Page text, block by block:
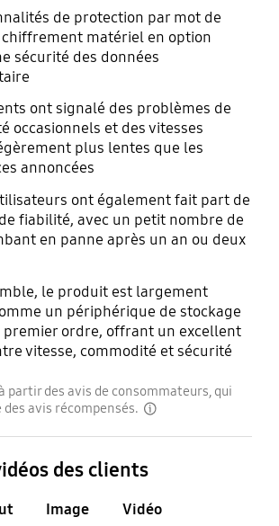
de protection par mot de
chiffrement matériel en option
sécurité des données
ont signalé des problèmes de
occasionnels et des vitesses
plus lentes que les
annoncées
ont également fait part de
fiabilité, avec un petit nombre de
en panne après un an ou deux
le produit est largement
un périphérique de stockage
ordre, offrant un excellent
vitesse, commodité et sécurité
partir des avis de consommateurs, qui
avis récompensés.
des clients
Image Vidéo